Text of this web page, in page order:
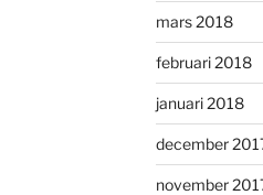
mars 2018
februari 2018
januari 2018
december
november